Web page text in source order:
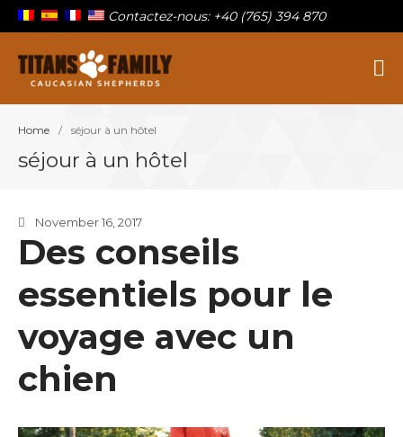
Contact
Contactez-nous: +40 (765) 394 870
Home / séjour à un hôtel
séjour à un hôtel
November 16, 2017
Des conseils
essentiels pour le
voyage avec un
chien